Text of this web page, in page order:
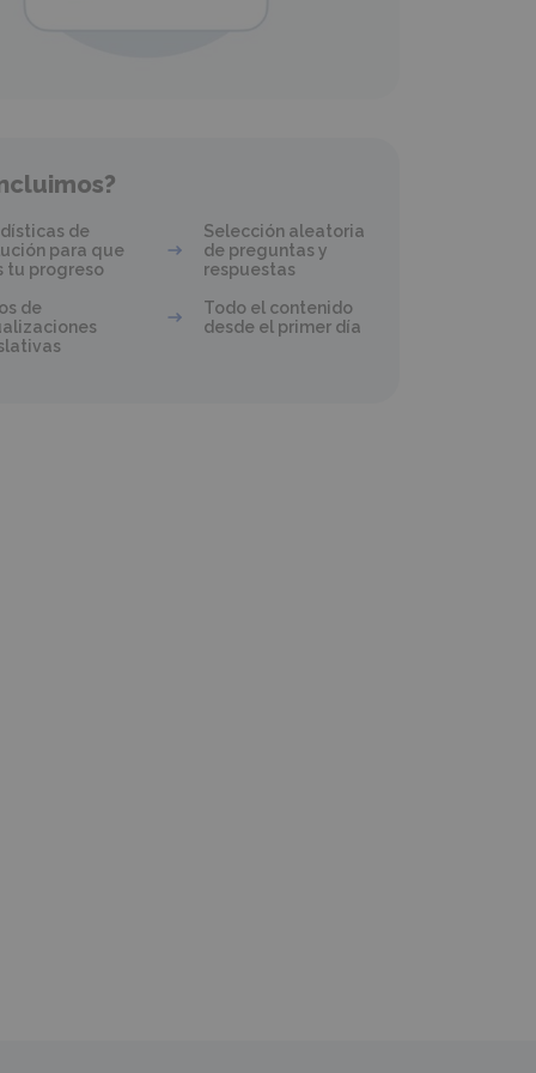
de
para que
tu progreso
Selección aleatoria
de preguntas y
respuestas
de
Todo el contenido
desde el primer día